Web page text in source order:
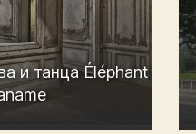
и танца Éléphant